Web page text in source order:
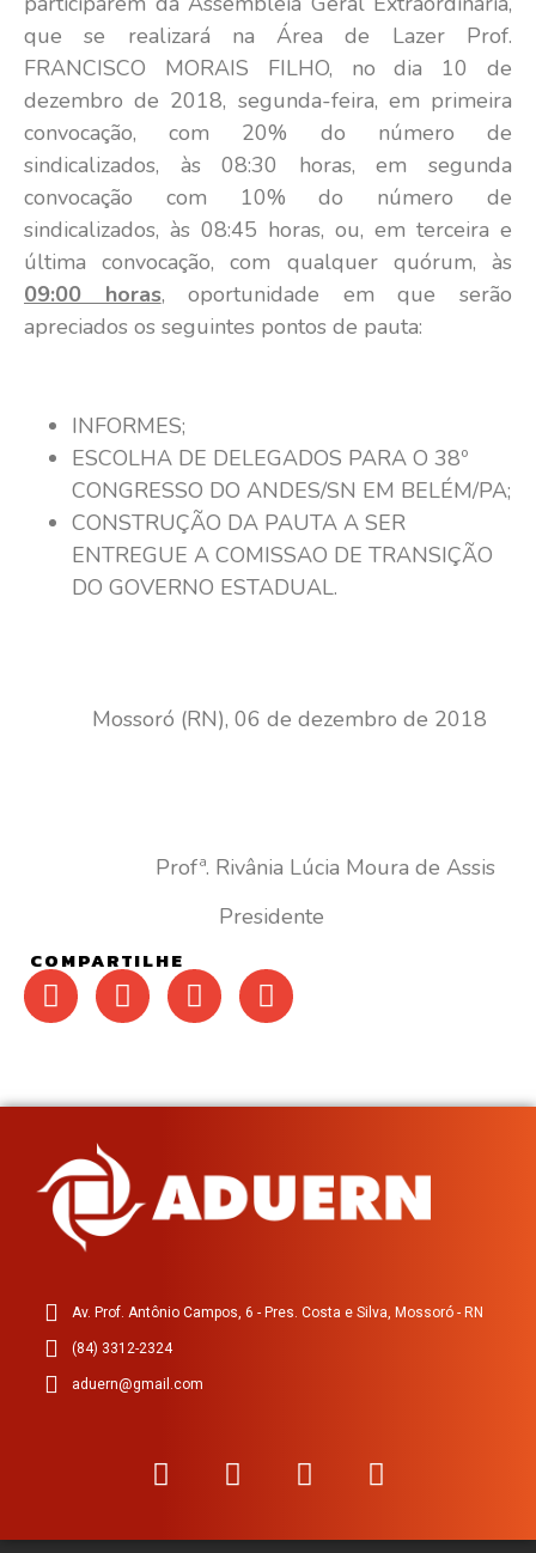
que se realizará na Área de Lazer Prof.
FRANCISCO MORAIS FILHO, no dia 10 de
dezembro de 2018, segunda-feira, em primeira
convocação, com 20% do número de
sindicalizados, às 08:30 horas, em segunda
convocação com 10% do número de
sindicalizados, às 08:45 horas, ou, em terceira e
última convocação, com qualquer quórum, às
09:00 horas, oportunidade em que serão
apreciados os seguintes pontos de pauta:
INFORMES;
ESCOLHA DE DELEGADOS PARA O 38º
CONGRESSO DO ANDES/SN EM BELÉM/PA;
CONSTRUÇÃO DA PAUTA A SER
ENTREGUE A COMISSAO DE TRANSIÇÃO
DO GOVERNO ESTADUAL.
Mossoró (RN), 06 de dezembro de 2018
Profª. Rivânia Lúcia Moura de Assis
Presidente
COMPARTILHE
Av. Prof. Antônio Campos, 6 - Pres. Costa e Silva, Mossoró - RN
(84) 3312-2324
aduern@gmail.com